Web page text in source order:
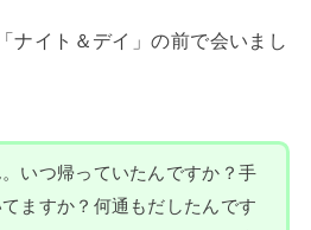
ナイト＆デイ」の前で会いまし
いつ帰っていたんですか？手
ますか？何通もだしたんです